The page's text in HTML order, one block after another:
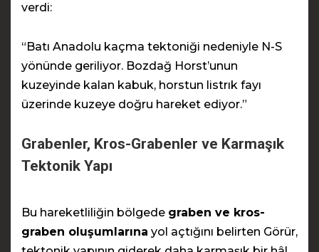
verdi:
“Batı Anadolu kaçma tektoniği nedeniyle N-S
yönünde geriliyor. Bozdağ Horst’unun
kuzeyinde kalan kabuk, horstun listrık fayı
üzerinde kuzeye doğru hareket ediyor.”
Grabenler, Kros-Grabenler ve Karmaşık
Tektonik Yapı
Bu hareketliliğin bölgede graben ve kros-
graben oluşumlarına yol açtığını belirten Görür,